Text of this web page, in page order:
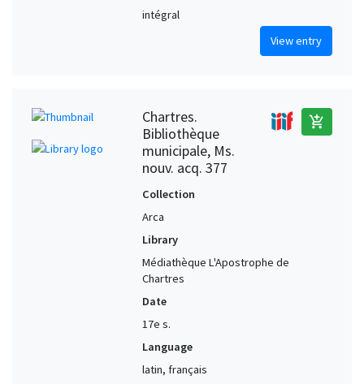
intégral
View entry
Chartres.
Bibliothèque
municipale, Ms.
nouv. acq. 377
add_shopping_cart
Collection
Arca
Library
Médiathèque L'Apostrophe de
Chartres
Date
17e s.
Language
latin, français